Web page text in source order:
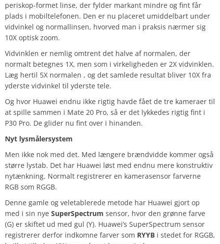
periskop-formet linse, der fylder markant mindre og fint får
plads i mobiltelefonen. Den er nu placeret umiddelbart under
vidvinkel og normallinsen, hvorved man i praksis nærmer sig
10X optisk zoom.
Vidvinklen er nemlig omtrent det halve af normalen, der
normalt betegnes 1X, men som i virkeligheden er 2X vidvinklen.
Læg hertil 5X normalen , og det samlede resultat bliver 10X fra
yderste vidvinkel til yderste tele.
Og hvor Huawei endnu ikke rigtig havde fået de tre kameraer til
at spille sammen i Mate 20 Pro, så er det lykkedes rigtig fint i
P30 Pro. De glider nu fint over i hinanden.
Nyt lysmålersystem
Men ikke nok med det. Med længere brændvidde kommer også
større lystab. Det har Huawei løst med endnu mere konstruktiv
nytænkning. Normalt registrerer en kamerasensor farverne
RGB som RGGB.
Denne gamle og veletablerede metode har Huawei gjort op
med i sin nye SuperSpectrum sensor, hvor den grønne farve
(G) er skiftet ud med gul (Y). Huawei’s SuperSpectrum sensor
registrerer derfor indkomne farver som RYYB i stedet for RGGB,